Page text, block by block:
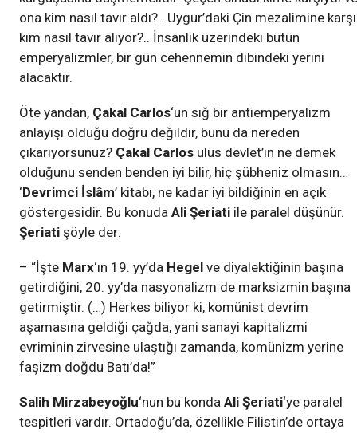
ona kim nasıl tavır aldı?.. Uygur’daki Çin mezalimine karşı
kim nasıl tavır alıyor?.. İnsanlık üzerindeki bütün
emperyalizmler, bir gün cehennemin dibindeki yerini
alacaktır.
Öte yandan, Çakal Carlos‘un sığ bir antiemperyalizm
anlayışı olduğu doğru değildir, bunu da nereden
çıkarıyorsunuz? Çakal Carlos ulus devlet’in ne demek
olduğunu senden benden iyi bilir, hiç şübheniz olmasın…
‘Devrimci İslâm’ kitabı, ne kadar iyi bildiğinin en açık
göstergesidir. Bu konuda Ali Şeriati ile paralel düşünür.
Şeriati şöyle der:
– “İşte Marx‘ın 19. yy’da Hegel ve diyalektiğinin başına
getirdiğini, 20. yy’da nasyonalizm de marksizmin başına
getirmiştir. (…) Herkes biliyor ki, komünist devrim
aşamasına geldiği çağda, yani sanayi kapitalizmi
evriminin zirvesine ulaştığı zamanda, komünizm yerine
faşizm doğdu Batı’da!”
Salih Mirzabeyoğlu‘nun bu konda Ali Şeriati‘ye paralel
tespitleri vardır. Ortadoğu’da, özellikle Filistin’de ortaya